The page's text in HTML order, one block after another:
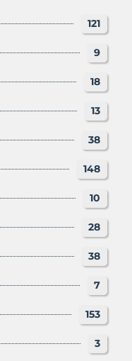
121
9
18
13
38
148
10
28
38
7
153
3